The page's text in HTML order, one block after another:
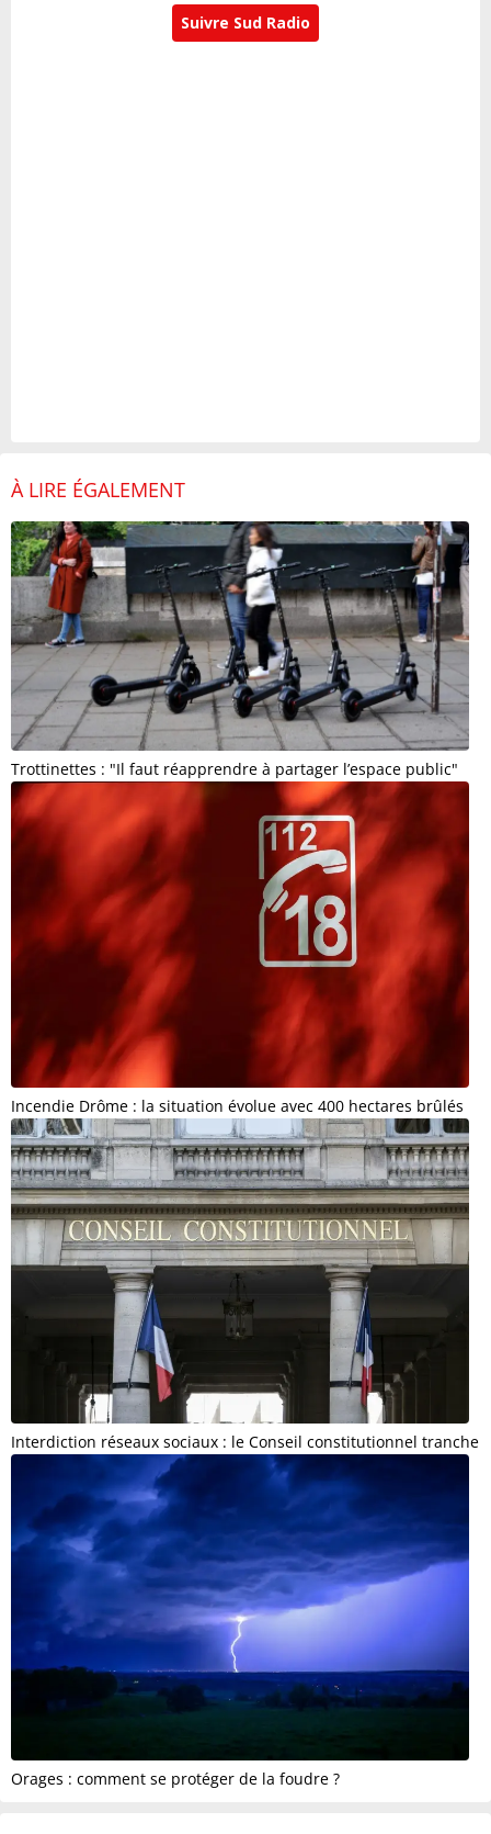
Suivre Sud Radio
À LIRE ÉGALEMENT
Trottinettes : "Il faut réapprendre à partager l’espace public"
Incendie Drôme : la situation évolue avec 400 hectares brûlés
Interdiction réseaux sociaux : le Conseil constitutionnel tranche
Orages : comment se protéger de la foudre ?